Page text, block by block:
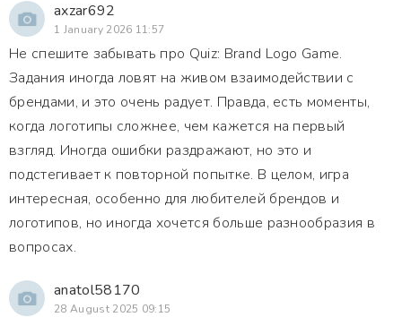
axzar692
1 January 2026 11:57
Не спешите забывать про Quiz: Brand Logo Game.
Задания иногда ловят на живом взаимодействии с
брендами, и это очень радует. Правда, есть моменты,
когда логотипы сложнее, чем кажется на первый
взгляд. Иногда ошибки раздражают, но это и
подстегивает к повторной попытке. В целом, игра
интересная, особенно для любителей брендов и
логотипов, но иногда хочется больше разнообразия в
вопросах.
anatol58170
28 August 2025 09:15